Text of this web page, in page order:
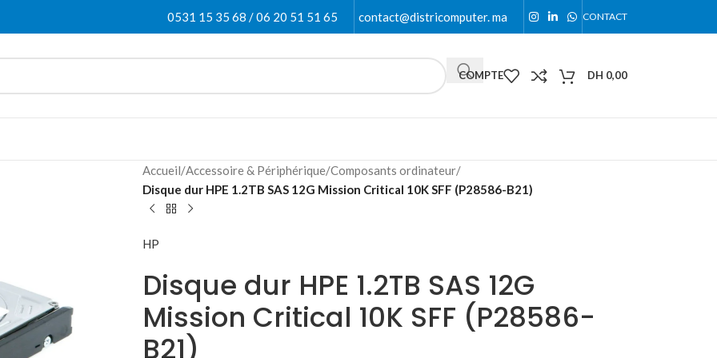
0531 15 35 68 / 06 20 51 51 65 contact@districomputer. ma CONTACT
COMPTE DH 0,00
Accueil/Accessoire & Périphérique/Composants ordinateur/
Disque dur HPE 1.2TB SAS 12G Mission Critical 10K SFF (P28586-B21)
HP
Disque dur HPE 1.2TB SAS 12G
Mission Critical 10K SFF (P28586-
B21)